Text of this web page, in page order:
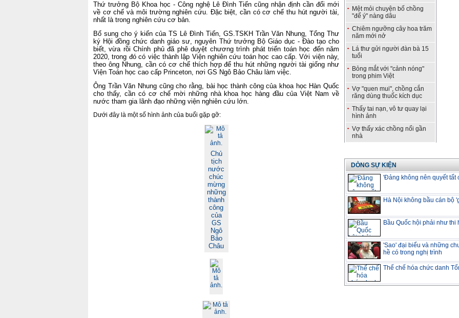
Thứ trưởng Bộ Khoa học - Công nghệ Lê Đình Tiến cũng nhận định cần đổi mới
về cơ chế và môi trường nghiên cứu. Đặc biệt, cần có cơ chế thu hút người tài,
nhất là trong nghiên cứu cơ bản.
Bổ sung cho ý kiến của TS Lê Đình Tiến, GS.TSKH Trần Văn Nhung, Tổng Thư
ký Hội đồng chức danh giáo sư, nguyên Thứ trưởng Bộ Giáo dục - Đào tạo cho
biết, vừa rồi Chính phủ đã phê duyệt chương trình phát triển toán học đến năm
2020, trong đó có việc thành lập Viện nghiên cứu toán học cao cấp. Với viện này,
theo ông Nhung, cần có cơ chế thích hợp để thu hút những người tài giống như
Viện Toán học cao cấp Princeton, nơi GS Ngô Bảo Châu làm việc.
Ông Trần Văn Nhung cũng cho rằng, bài học thành công của khoa học Hàn Quốc
cho thấy, cần có cơ chế mời những nhà khoa học hàng đầu của Việt Nam về
nước tham gia lãnh đạo những viện nghiên cứu lớn.
Dưới đây là một số hình ảnh của buổi gặp gỡ:
Chủ
tịch
nước
chúc
mừng
những
thành
công
của
GS
Ngô
Bảo
Châu
Mệt mỏi chuyện bố chồng
"để ý" nàng dâu
Chiêm ngưỡng cây hoa trăm
năm mới nở
Lá thư gửi người đàn bà 15
tuổi
Bỏng mắt với "cảnh nóng"
trong phim Việt
Vợ "quen mui", chồng cắn
răng dùng thuốc kích dục
Thấy tai nạn, vô tư quay lại
hình ảnh
Vợ thấy xác chồng nổi gần
nhà
DÒNG SỰ KIỆN
'Đảng không nên quyết tất
Hà Nội không bầu cán bộ
Bầu Quốc hội phải như thi
'Sao' đại biểu và những
hề có trong nghị trình
Thể chế hóa chức danh